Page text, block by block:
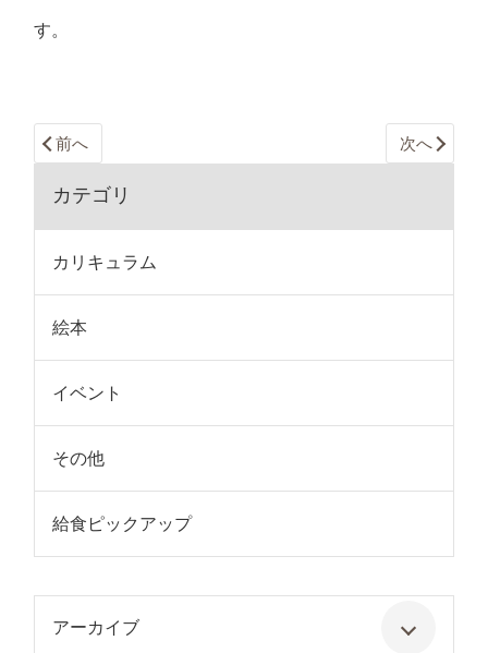
す。
前へ 次へ
カテゴリ
カリキュラム
絵本
イベント
その他
給食ピックアップ
アーカイブ